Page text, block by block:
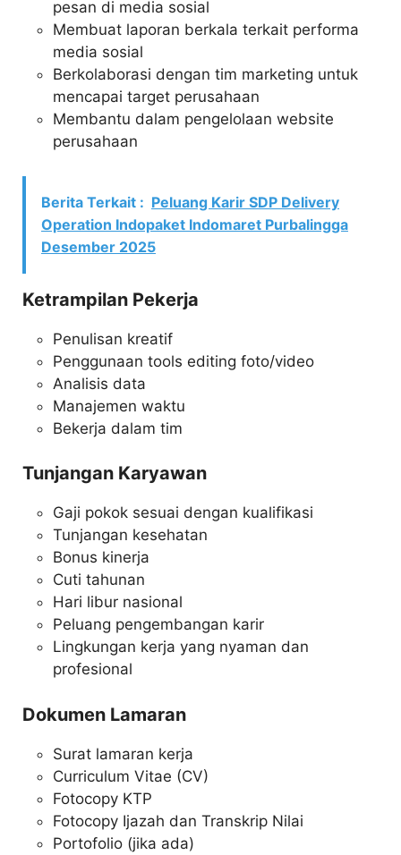
pesan di media sosial
Membuat laporan berkala terkait performa
media sosial
Berkolaborasi dengan tim marketing untuk
mencapai target perusahaan
Membantu dalam pengelolaan website
perusahaan
Berita Terkait : Peluang Karir SDP Delivery
Operation Indopaket Indomaret Purbalingga
Desember 2025
Ketrampilan Pekerja
Penulisan kreatif
Penggunaan tools editing foto/video
Analisis data
Manajemen waktu
Bekerja dalam tim
Tunjangan Karyawan
Gaji pokok sesuai dengan kualifikasi
Tunjangan kesehatan
Bonus kinerja
Cuti tahunan
Hari libur nasional
Peluang pengembangan karir
Lingkungan kerja yang nyaman dan
profesional
Dokumen Lamaran
Surat lamaran kerja
Curriculum Vitae (CV)
Fotocopy KTP
Fotocopy Ijazah dan Transkrip Nilai
Portofolio (jika ada)